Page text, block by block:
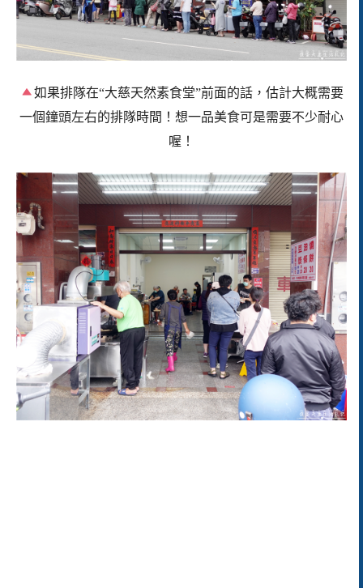
如果排隊在“大慈天然素食堂”前面的話，估計大概需要
一個鐘頭左右的排隊時間！想一品美食可是需要不少耐心
喔！